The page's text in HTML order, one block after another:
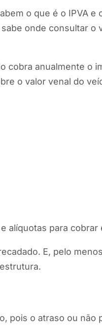
o que é o IPVA e
onde consultar o
cobra anualmente o
o valor venal do
alíquotas para cobrar
E, pelo
pois o atraso ou